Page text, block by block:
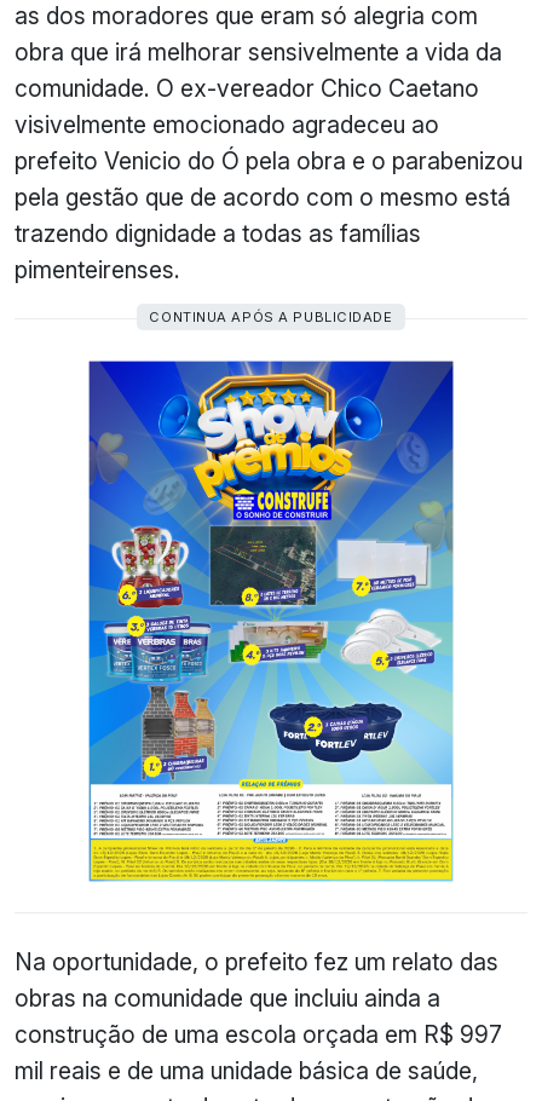
as dos moradores que eram só alegria com
obra que irá melhorar sensivelmente a vida da
comunidade. O ex-vereador Chico Caetano
visivelmente emocionado agradeceu ao
prefeito Venicio do Ó pela obra e o parabenizou
pela gestão que de acordo com o mesmo está
trazendo dignidade a todas as famílias
pimenteirenses.
CONTINUA APÓS A PUBLICIDADE
Na oportunidade, o prefeito fez um relato das
obras na comunidade que incluiu ainda a
construção de uma escola orçada em R$ 997
mil reais e de uma unidade básica de saúde,